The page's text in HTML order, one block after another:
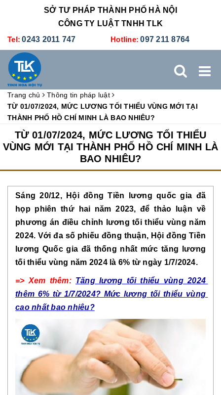
SỞ TƯ PHÁP THÀNH PHỐ HÀ NỘI
CÔNG TY LUẬT TNHH TLK
Tel: 0243 2011 747 Hotline: 097 211 8764
TRANG CHỦ GIỚI THIỆU DỊCH VỤ PHÁP LÝ
DỊCH VỤ KẾ TOÁN - THUẾ XÚC TIẾN THƯƠNG MẠI
ĐÀO TẠO TUYỂN DỤNG
Trang chủ
Thông tin pháp luật
TỪ 01/07/2024, MỨC LƯƠNG TỐI THIỂU VÙNG MỚI TẠI
THÀNH PHỐ HỒ CHÍ MINH LÀ BAO NHIÊU?
TỪ 01/07/2024, MỨC LƯƠNG TỐI THIỂU
VÙNG MỚI TẠI THÀNH PHỐ HỒ CHÍ MINH LÀ
BAO NHIÊU?
Sáng 20/12, Hội đồng Tiền lương quốc gia đã
họp phiên thứ hai năm 2023, để thảo luận về
phương án điều chỉnh lương tối thiểu vùng năm
2024. Với đa số phiếu đồng thuận, Hội đồng Tiền
lương Quốc gia đã thống nhất mức tăng lương
tối thiểu vùng năm 2024 là 6% từ ngày 1/7/2024.
=> Xem thêm: Tăng lương tối thiểu vùng 2024
thêm 6% từ 1/7/2024? Mức lương tối thiểu vùng
cao nhất bao nhiêu?